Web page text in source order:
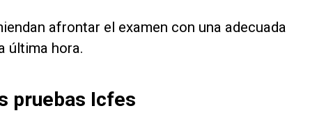
afrontar el examen con una adecuada
última hora.
pruebas Icfes